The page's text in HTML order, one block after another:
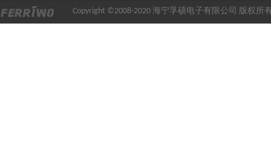
Copyright ©2008-2020 海宁孚硕电子有限公司 版权